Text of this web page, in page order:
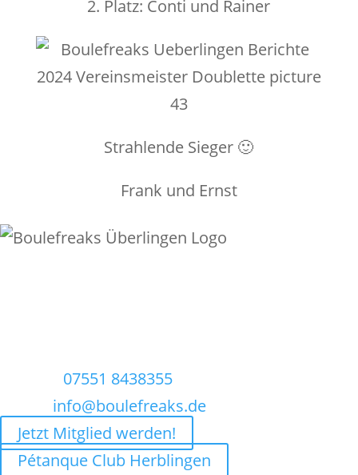
2. Platz: Conti und Rainer
Strahlende Sieger 🙂
Frank und Ernst
07551 8438355
info@boulefreaks.de
Jetzt Mitglied werden!
Pétanque Club Herblingen